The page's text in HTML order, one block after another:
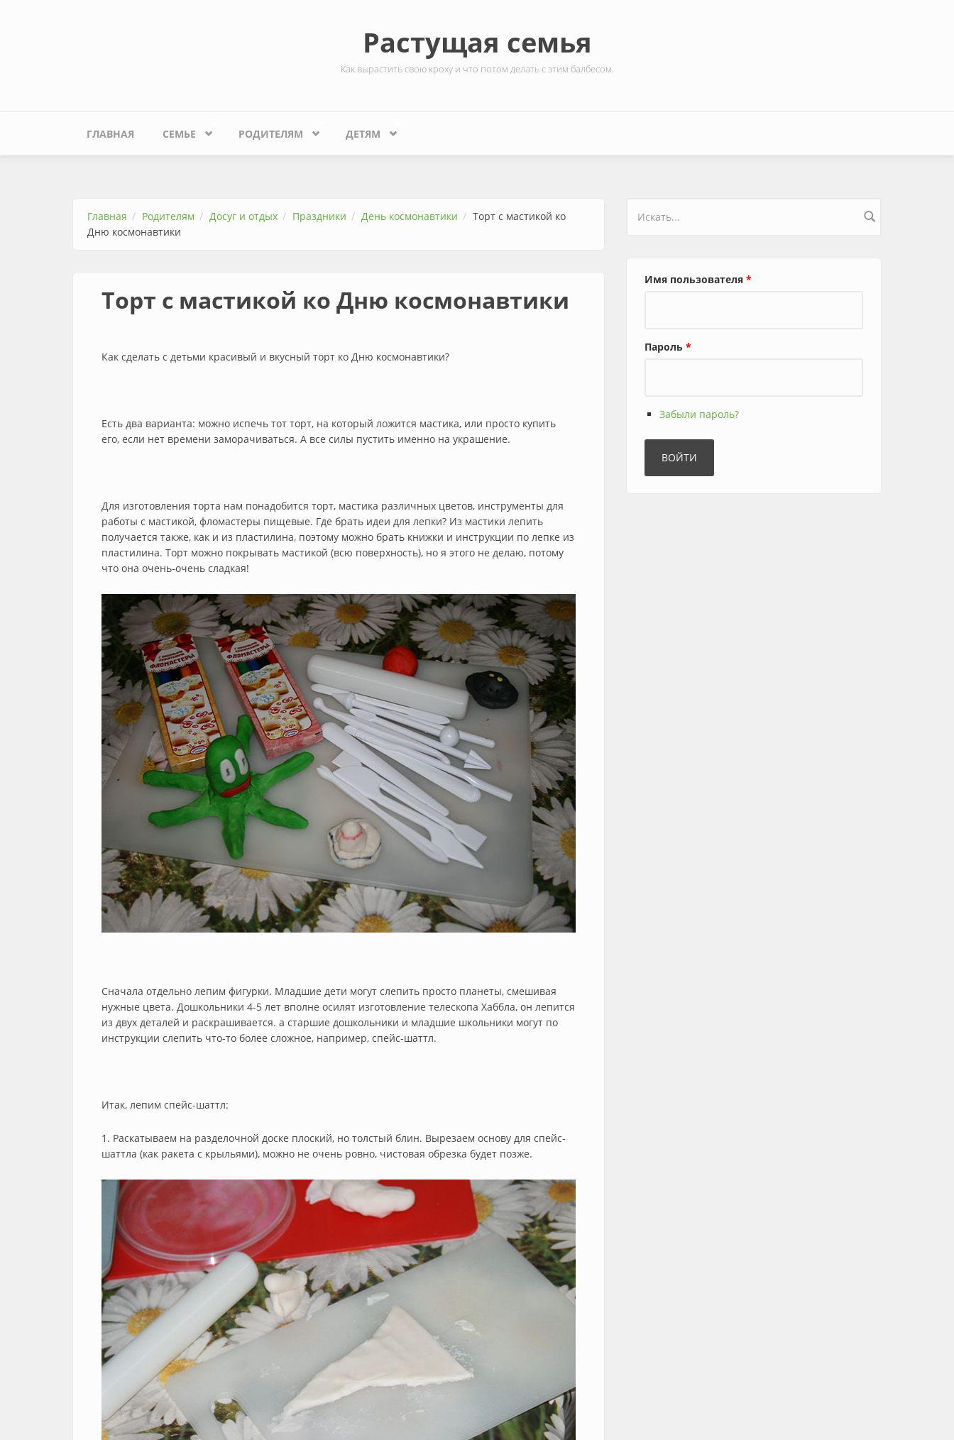
Растущая семья
Как вырастить свою кроху и что потом делать с этим балбесом.
ГЛАВНАЯ СЕМЬЕ РОДИТЕЛЯМ ДЕТЯМ
Главная Родителям Досуг и отдых Праздники День космонавтики
Торт с мастикой ко
Дню космонавтики
Торт с мастикой ко Дню космонавтики
Как сделать с детьми красивый и вкусный торт ко Дню космонавтики?
Есть два варианта: можно испечь тот торт, на который ложится мастика, или просто купить
его, если нет времени заморачиваться. А все силы пустить именно на украшение.
Для изготовления торта нам понадобится торт, мастика различных цветов, инструменты для
работы с мастикой, фломастеры пищевые. Где брать идеи для лепки? Из мастики лепить
получается также, как и из пластилина, поэтому можно брать книжки и инструкции по лепке из
пластилина. Торт можно покрывать мастикой (всю поверхность), но я этого не делаю, потому
что она очень-очень сладкая!
Сначала отдельно лепим фигурки. Младшие дети могут слепить просто планеты, смешивая
нужные цвета. Дошкольники 4-5 лет вполне осилят изготовление телескопа Хаббла, он лепится
из двух деталей и раскрашивается. а старшие дошкольники и младшие школьники могут по
инструкции слепить что-то более сложное, например, спейс-шаттл.
Итак, лепим спейс-шаттл:
1. Раскатываем на разделочной доске плоский, но толстый блин. Вырезаем основу для спейс-
шаттла (как ракета с крыльями), можно не очень ровно, чистовая обрезка будет позже.
Форма поиска
Имя пользователя *
Пароль *
Забыли пароль?